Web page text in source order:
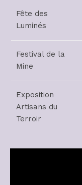
Fête des
Luminés
Festival de la
Mine
Exposition
Artisans du
Terroir